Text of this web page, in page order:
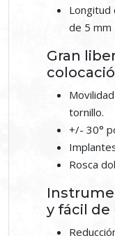
Longitud
de 5 mm
Gran
tornillo.
+/- 30°
Rosca
y fácil de